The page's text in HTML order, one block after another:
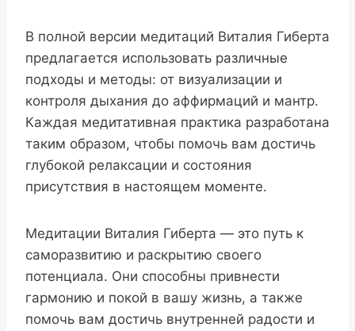
В полной версии медитаций Виталия Гиберта
предлагается использовать различные
подходы и методы: от визуализации и
контроля дыхания до аффирмаций и мантр.
Каждая медитативная практика разработана
таким образом, чтобы помочь вам достичь
глубокой релаксации и состояния
присутствия в настоящем моменте.
Медитации Виталия Гиберта — это путь к
саморазвитию и раскрытию своего
потенциала. Они способны привнести
гармонию и покой в вашу жизнь, а также
помочь вам достичь внутренней радости и